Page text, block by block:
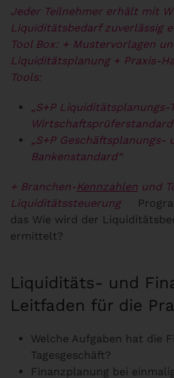
Jeder Teilnehmer erhält mit
Liquiditätsbedarf zuverlässig
Tool Box: + Mustervorlagen
Liquiditätsplanung + Praxis-
Tools:
„S+P
„S+P Geschäftsplanungs-
Bankenstandard“
+ Branchen-Kennzahlen und
Liquiditätssteuerung
das Wie wird der
ermittelt?
Liquiditäts- und
Leitfaden für die
Welche Aufgaben hat die
Tagesgeschäft?
Finanzplanung bei